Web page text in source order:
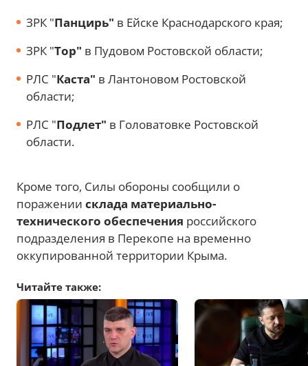
ЗРК "Панцирь" в Ейске Краснодарского края;
ЗРК "Тор" в Пудовом Ростовской области;
РЛС "Каста" в Лантоновом Ростовской
области;
РЛС "Подлет" в Головатовке Ростовской
области.
Кроме того, Силы обороны сообщили о
поражении склада материально-
технического обеспечения российского
подразделения в Перекопе на временно
оккупированной территории Крыма.
Читайте также: